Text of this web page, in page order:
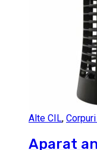
Alte CIL,
Aparat